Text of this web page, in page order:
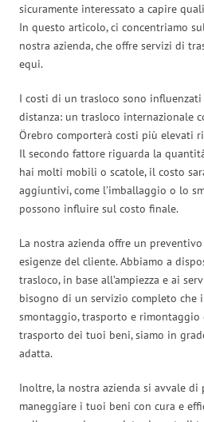
sicuramente interessato a capire
In questo articolo, ci concentriamo
nostra azienda, che offre servizi di
equi.
I costi di un trasloco sono
distanza: un trasloco internazionale
Örebro comporterà costi più elevati
Il secondo fattore riguarda la
hai molti mobili o scatole, il costo
aggiuntivi, come l’imballaggio o lo
possono influire sul costo finale.
La nostra azienda offre un
esigenze del cliente. Abbiamo a
trasloco, in base all’ampiezza e ai
bisogno di un servizio completo che
smontaggio, trasporto e
trasporto dei tuoi beni, siamo in
adatta.
Inoltre, la nostra azienda si avvale di
maneggiare i tuoi beni con cura e